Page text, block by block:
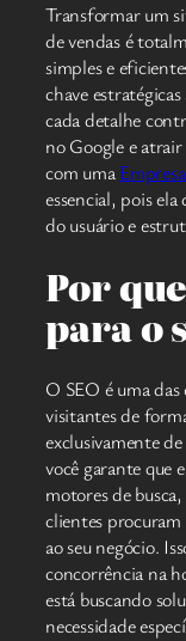
Transformar um
de vendas é
simples e
chave
cada detalhe
no Google e
com uma
essencial, pois
do usuário e
Por
para o
O SEO é uma
visitantes de
exclusivamente
você garante que
motores de
clientes
ao seu negócio.
concorrência na
está buscando
necessidade